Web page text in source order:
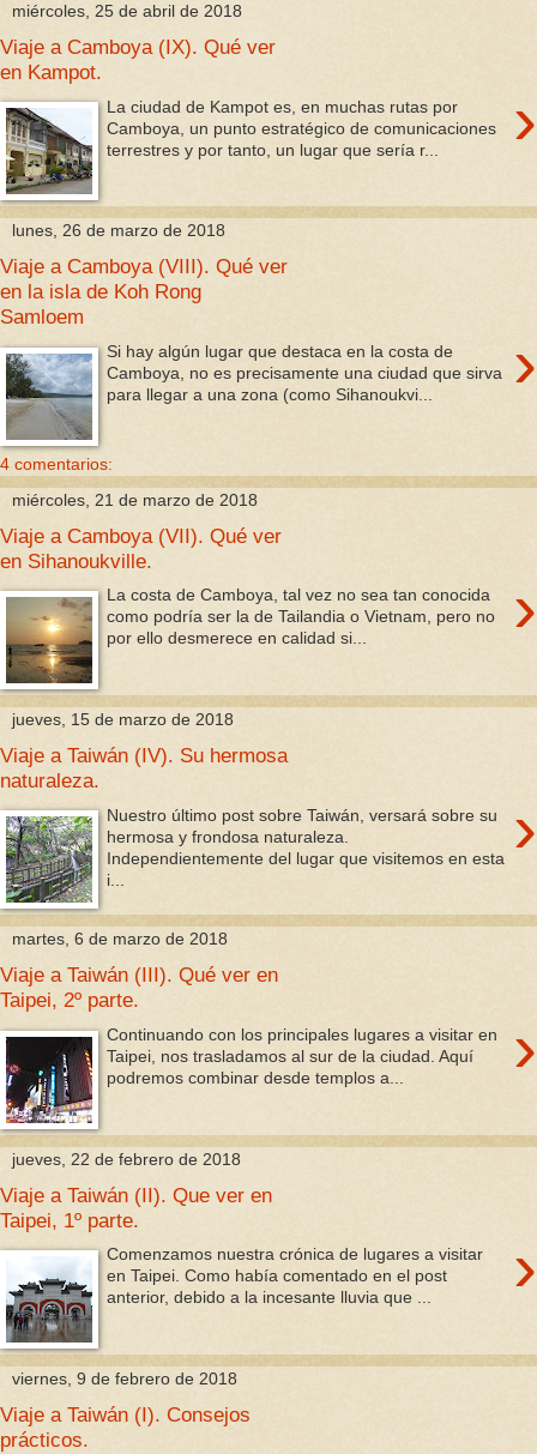
miércoles, 25 de abril de 2018
Viaje a Camboya (IX). Qué ver
en Kampot.
›
La ciudad de Kampot es, en muchas rutas por
Camboya, un punto estratégico de comunicaciones
terrestres y por tanto, un lugar que sería r...
lunes, 26 de marzo de 2018
Viaje a Camboya (VIII). Qué ver
en la isla de Koh Rong
Samloem
›
Si hay algún lugar que destaca en la costa de
Camboya, no es precisamente una ciudad que sirva
para llegar a una zona (como Sihanoukvi...
4 comentarios:
miércoles, 21 de marzo de 2018
Viaje a Camboya (VII). Qué ver
en Sihanoukville.
›
La costa de Camboya, tal vez no sea tan conocida
como podría ser la de Tailandia o Vietnam, pero no
por ello desmerece en calidad si...
jueves, 15 de marzo de 2018
Viaje a Taiwán (IV). Su hermosa
naturaleza.
›
Nuestro último post sobre Taiwán, versará sobre su
hermosa y frondosa naturaleza.
Independientemente del lugar que visitemos en esta
i...
martes, 6 de marzo de 2018
Viaje a Taiwán (III). Qué ver en
Taipei, 2º parte.
›
Continuando con los principales lugares a visitar en
Taipei, nos trasladamos al sur de la ciudad. Aquí
podremos combinar desde templos a...
jueves, 22 de febrero de 2018
Viaje a Taiwán (II). Que ver en
Taipei, 1º parte.
›
Comenzamos nuestra crónica de lugares a visitar
en Taipei. Como había comentado en el post
anterior, debido a la incesante lluvia que ...
viernes, 9 de febrero de 2018
Viaje a Taiwán (I). Consejos
prácticos.